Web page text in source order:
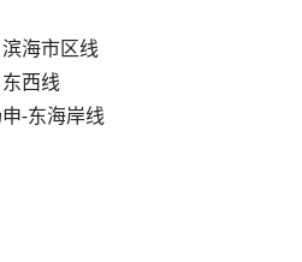
海市区线
西线
-东海岸线